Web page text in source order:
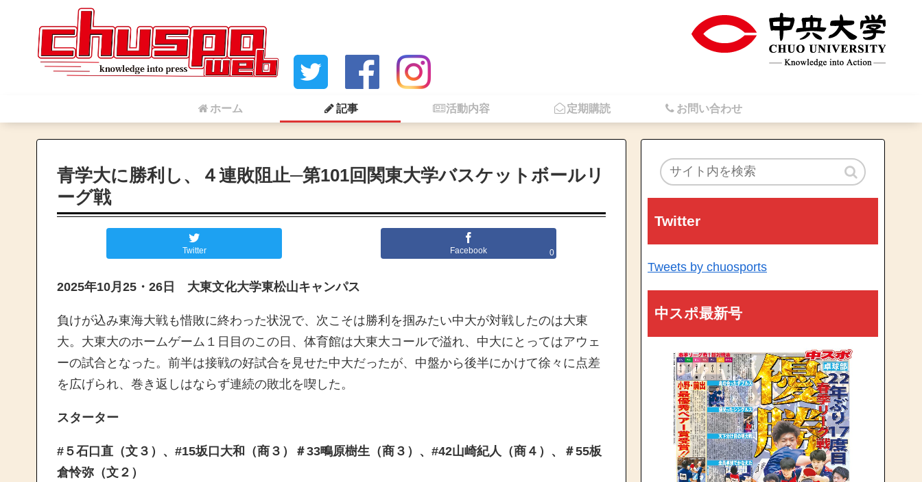
ホーム 記事 活動内容 定期購読 お問い合わせ
青学大に勝利し、４連敗阻止─第101回関東大学バスケットボールリ
ーグ戦
Twitter Facebook 0
2025年10月25・26日 大東文化大学東松山キャンパス
負けが込み東海大戦も惜敗に終わった状況で、次こそは勝利を掴みたい中大が対戦したのは大東
大。大東大のホームゲーム１日目のこの日、体育館は大東大コールで溢れ、中大にとってはアウェ
ーの試合となった。前半は接戦の好試合を見せた中大だったが、中盤から後半にかけて徐々に点差
を広げられ、巻き返しはならず連続の敗北を喫した。
スターター
#５石口直（文３）、#15坂口大和（商３）＃33鴫原樹生（商３）、#42山崎紀人（商４）、＃55板
倉怜弥（文２）
Twitter
Tweets by chuosports
中スポ最新号